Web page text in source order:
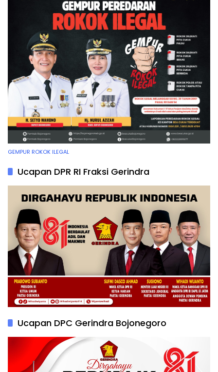
GEMPUR ROKOK ILEGAL
Ucapan DPR RI Fraksi Gerindra
Ucapan DPC Gerindra Bojonegoro